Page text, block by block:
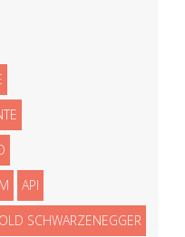
API
SCHWARZENEGGER